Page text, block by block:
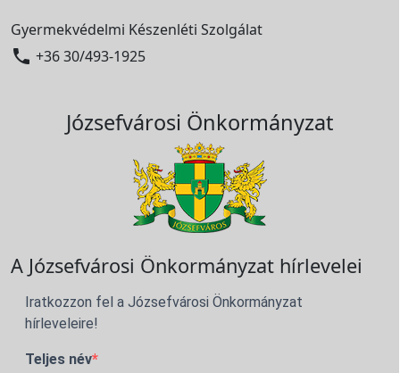
Gyermekvédelmi Készenléti Szolgálat
 +36 30/493-1925
Józsefvárosi Önkormányzat
A Józsefvárosi Önkormányzat hírlevelei
Iratkozzon fel a Józsefvárosi Önkormányzat
hírleveleire!
Teljes név